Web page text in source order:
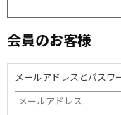
会員のお客様
メールアドレスとパスワ